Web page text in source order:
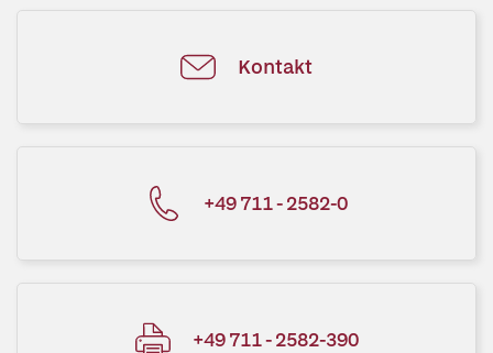
Kontakt
+49 711 - 2582-0
+49 711 - 2582-390